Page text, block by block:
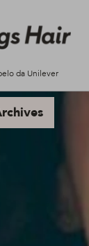
da Unilever